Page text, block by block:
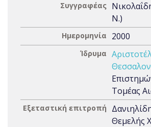
Συγγραφέας
Ν.)
Ημερομηνία 2000
Ίδρυμα
Τομέας
Εξεταστική επιτροπή
Θεμελής